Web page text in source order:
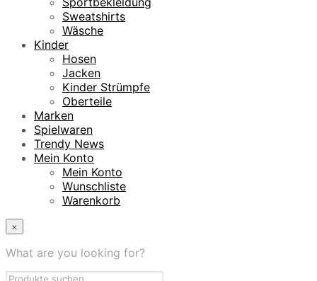
Sweatshirts
Wäsche
Kinder
Hosen
Jacken
Kinder Strümpfe
Oberteile
Marken
Spielwaren
Trendy News
Mein Konto
Mein Konto
Wunschliste
Warenkorb
×
What are you looking for?